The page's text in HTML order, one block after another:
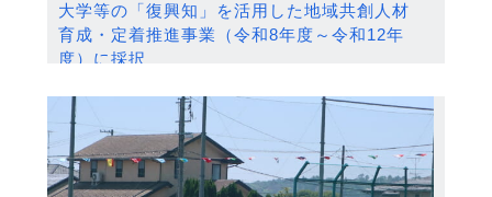
大学等の「復興知」を活用した地域共創人材
育成・定着推進事業（令和8年度～令和12年
度）に採択